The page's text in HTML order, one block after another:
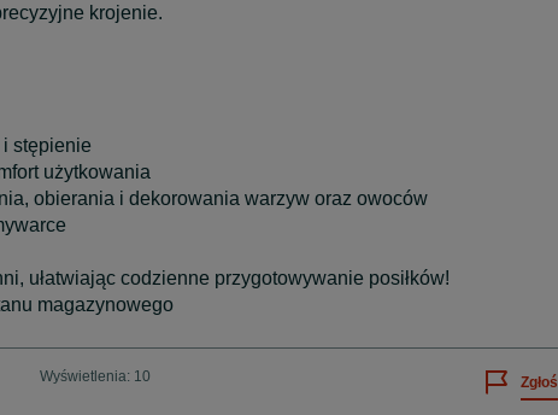
krojenie.
stępienie
użytkowania
obierania i dekorowania warzyw oraz owoców
ułatwiając codzienne przygotowywanie posiłków!
magazynowego
Wyświetlenia: 10 Zgłoś